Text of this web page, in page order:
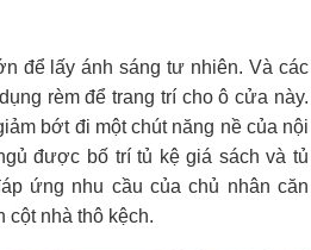
để lấy ánh sáng tư nhiên. Và các
rèm để trang trí cho ô cửa này.
bớt đi một chút năng nề của nội
được bố trí tủ kệ giá sách và tủ
ứng nhu cầu của chủ nhân căn
cột nhà thô kệch.